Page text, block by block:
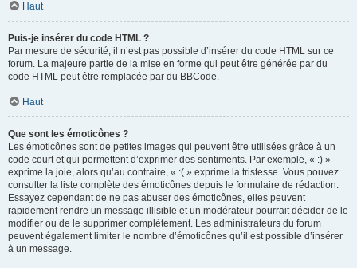
Haut
Puis-je insérer du code HTML ?
Par mesure de sécurité, il n’est pas possible d’insérer du code HTML sur ce
forum. La majeure partie de la mise en forme qui peut être générée par du
code HTML peut être remplacée par du BBCode.
Haut
Que sont les émoticônes ?
Les émoticônes sont de petites images qui peuvent être utilisées grâce à un
code court et qui permettent d’exprimer des sentiments. Par exemple, « :) »
exprime la joie, alors qu’au contraire, « :( » exprime la tristesse. Vous pouvez
consulter la liste complète des émoticônes depuis le formulaire de rédaction.
Essayez cependant de ne pas abuser des émoticônes, elles peuvent
rapidement rendre un message illisible et un modérateur pourrait décider de le
modifier ou de le supprimer complètement. Les administrateurs du forum
peuvent également limiter le nombre d’émoticônes qu’il est possible d’insérer
à un message.